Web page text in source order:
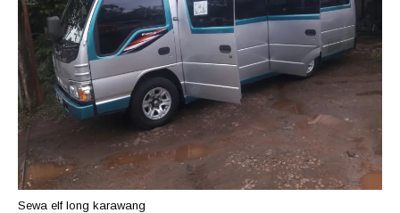
Sewa elf long karawang